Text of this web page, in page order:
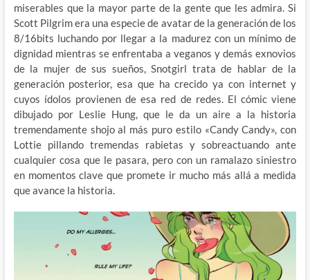
miserables que la mayor parte de la gente que les admira. Si
Scott Pilgrim era una especie de avatar de la generación de los
8/16bits luchando por llegar a la madurez con un mínimo de
dignidad mientras se enfrentaba a veganos y demás exnovios
de la mujer de sus sueños, Snotgirl trata de hablar de la
generación posterior, esa que ha crecido ya con internet y
cuyos ídolos provienen de esa red de redes. El cómic viene
dibujado por Leslie Hung, que le da un aire a la historia
tremendamente shojo al más puro estilo «Candy Candy», con
Lottie pillando tremendas rabietas y sobreactuando ante
cualquier cosa que le pasara, pero con un ramalazo siniestro
en momentos clave que promete ir mucho más allá a medida
que avance la historia.